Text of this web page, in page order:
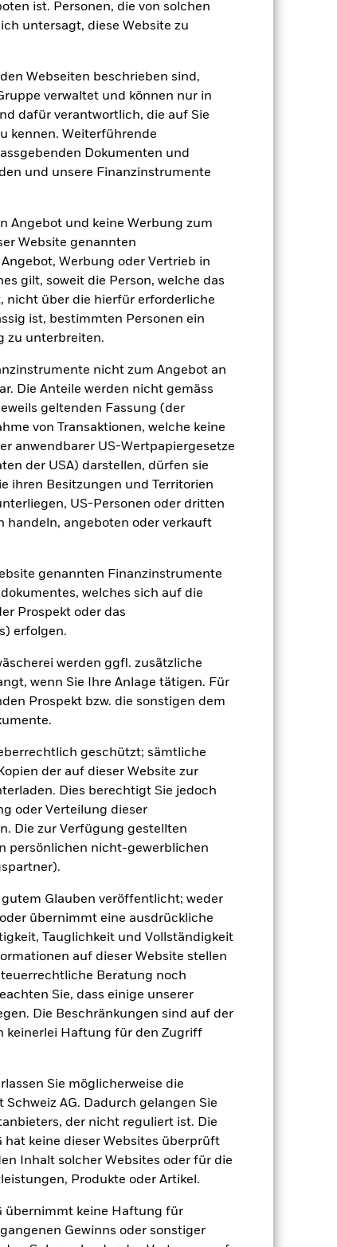
ist. Personen, die von solchen
untersagt, diese Website zu
Webseiten beschrieben sind,
verwaltet und können nur in
dafür verantwortlich, die auf Sie
kennen. Weiterführende
Dokumenten und
und unsere Finanzinstrumente
Angebot und keine Werbung zum
Website genannten
Werbung oder Vertrieb in
gilt, soweit die Person, welche das
nicht über die hierfür erforderliche
ist, bestimmten Personen ein
zu unterbreiten.
nicht zum Angebot an
Die Anteile werden nicht gemäss
geltenden Fassung (der
von Transaktionen, welche keine
anwendbarer US-Wertpapiergesetze
der USA) darstellen, dürfen sie
ihren Besitzungen und Territorien
US-Personen oder dritten
handeln, angeboten oder verkauft
genannten Finanzinstrumente
welches sich auf die
Prospekt oder das
erfolgen.
werden ggfl. zusätzliche
wenn Sie Ihre Anlage tätigen. Für
Prospekt bzw. die sonstigen dem
geschützt; sämtliche
der auf dieser Website zur
Dies berechtigt Sie jedoch
oder Verteilung dieser
Die zur Verfügung gestellten
persönlichen nicht-gewerblichen
Glauben veröffentlicht; weder
übernimmt eine ausdrückliche
Tauglichkeit und Vollständigkeit
auf dieser Website stellen
Beratung noch
Sie, dass einige unserer
Die Beschränkungen sind auf der
keinerlei Haftung für den Zugriff
Sie möglicherweise die
AG. Dadurch gelangen Sie
der nicht reguliert ist. Die
hat keine dieser Websites überprüft
Inhalt solcher Websites oder für die
Produkte oder Artikel.
übernimmt keine Haftung für
Gewinns oder sonstiger
2023 2024 2025
die nicht mehr gültig sind.
und seine Anlagepolitik.
in den Benchmark-Daten
2022 2023
1.4 5.1 5.5 7.3
0.0 3.3 3.8 2.2
Die Wertentwicklung in
Die Märkte könnten sich in
wie der Fonds in der
mit reinvestiertem Bruttoertrag
die Wertentwicklung in der
gegenüber Änderungen bei
Kreditwürdigkeit können zu
Solche Instrumente können
zugrunde liegenden
ihnen zugrunde liegenden
größeren Schwankungen.
eingesetzt werden.Der Fonds ist
sind. Das ESG-Screening
negative Auswirkungen auf
Fonds führen.
Kreditrisiko:
oder zahlt Kapital nicht zurück.
zu verkaufen oder zu kaufen.
Obligationen
Artikel 8
LU1046547540
thesaurierend